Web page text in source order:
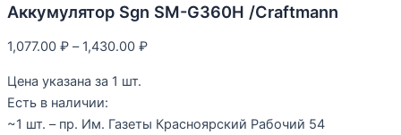
Аккумулятор Sgn SM-G360H /Craftmann
1,077.00 ₽ – 1,430.00 ₽
Цена указана за 1 шт.
Есть в наличии:
~1 шт. – пр. Им. Газеты Красноярский Рабочий 54